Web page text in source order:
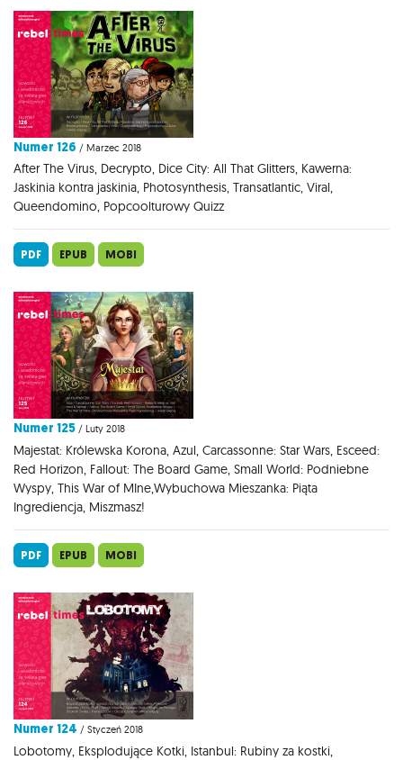
Numer 126 / Marzec 2018
After The Virus, Decrypto, Dice City: All That Glitters, Kawerna:
Jaskinia kontra jaskinia, Photosynthesis, Transatlantic, Viral,
Queendomino, Popcoolturowy Quizz
PDF EPUB MOBI
Numer 125 / Luty 2018
Majestat: Królewska Korona, Azul, Carcassonne: Star Wars, Esceed:
Red Horizon, Fallout: The Board Game, Small World: Podniebne
Wyspy, This War of MIne,Wybuchowa Mieszanka: Piąta
Ingrediencja, Miszmasz!
PDF EPUB MOBI
Numer 124 / Styczeń 2018
Lobotomy, Eksplodujące Kotki, Istanbul: Rubiny za kostki,